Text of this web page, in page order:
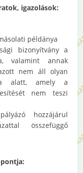
igazolások:
példánya
bizonyítvány a
valamint annak
nem áll olyan
alatt, amely a
nem teszi
hozzájárul
összefüggő